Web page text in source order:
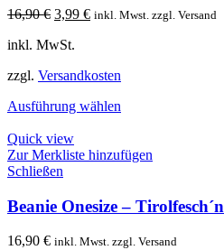
16,90€ Ursprünglicher
war:
3,99 €Aktueller
inkl. Mwst. zzgl. Versand
inkl. MwSt.
zzgl. Versandkosten
Ausführung wählen
Quick view
Zur Merkliste hinzufügen
Schließen
Beanie Onesize – Tirolfesch´n
16,90 € inkl. Mwst. zzgl. Versand